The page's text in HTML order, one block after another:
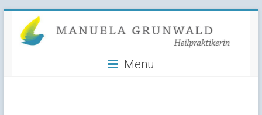
content
Manuela
Grunwald
Menü